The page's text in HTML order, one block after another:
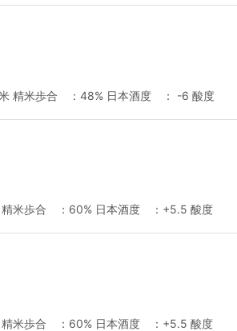
精米歩合 ：48% 日本酒度 ： -6 酸度
精米歩合 ：60% 日本酒度 ：+5.5
精米歩合 ：60% 日本酒度 ：+5.5